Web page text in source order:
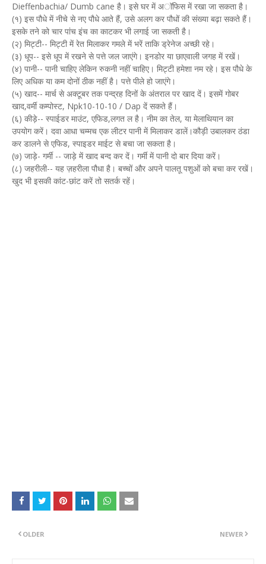
Dieffenbachia/ Dumb cane है। इसे घर में अॉफिस में रखा जा सकता है।
(१) इस पौधे में नीचे से नए पौधे आते हैं, उसे अलग कर पौधों की संख्या बढ़ा सकते हैं।
इसके तने को चार पांच इंच का काटकर भी लगाई जा सकती है।
(२) मिट्टी-- मिट्टी में रेत मिलाकर गमले में भरें ताकि ड्रेनेज अच्छी रहे।
(३) धूप-- इसे धूप में रखने से पत्ते जल जाएंगे। इनडोर या छाएवाली जगह में रखें।
(४) पानी-- पानी चाहिए लेकिन रुकनी नहीं चाहिए। मिट्टी हमेशा नम रहे। इस पौधे के
लिए अधिक या कम दोनों ठीक नहीं है। पत्ते पीले हो जाएंगे।
(५) खाद-- मार्च से अक्टूबर तक पन्द्रह दिनों के अंतराल पर खाद दें। इसमें गोबर
खाद,वर्मी कम्पोस्ट, Npk10-10-10 / Dap दें सकते हैं।
(६) कीड़े-- स्पाईडर माउंट, एफिड,लगत ल है। नीम का तेल, या मेलाथियान का
उपयोग करें। दवा आधा चम्मच एक लीटर पानी में मिलाकर डालें।कौड़ी उबालकर ठंडा
कर डालने से एफिड, स्पाइडर माईट से बचा जा सकता है।
(७) जाड़े- गर्मी -- जाड़े में खाद बन्द कर दें। गर्मी में पानी दो बार दिया करें।
(८) जहरीली-- यह ज़हरीला पौधा है। बच्चों और अपने पालतू पशुओं को बचा कर रखें।
खुद भी इसकी कांट-छांट करें तो सतर्क रहें।
NEWER
OLDER